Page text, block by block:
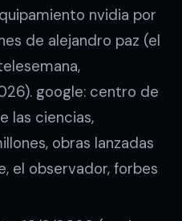
nvidia por
de alejandro paz (el
google: centro de
las ciencias,
obras lanzadas
el observador, forbes